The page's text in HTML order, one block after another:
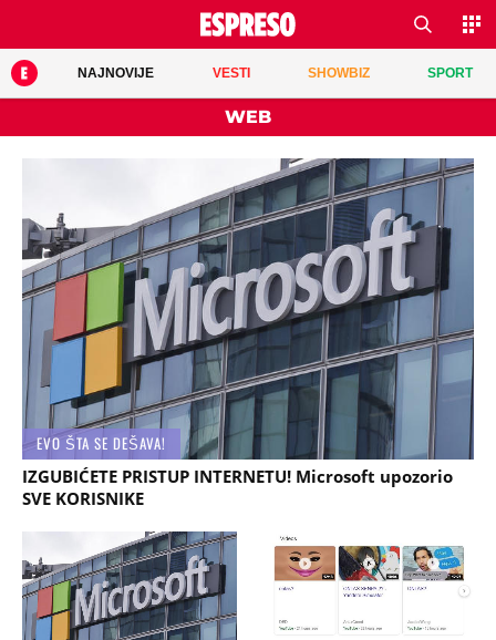
NAJNOVIJE VESTI SHOWBIZ SPORT
WEB
EVO ŠTA SE DEŠAVA!
IZGUBIĆETE PRISTUP INTERNETU! Microsoft upozorio
SVE KORISNIKE